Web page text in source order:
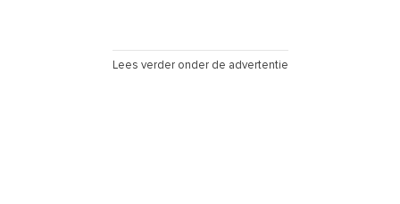
Lees verder onder de advertentie